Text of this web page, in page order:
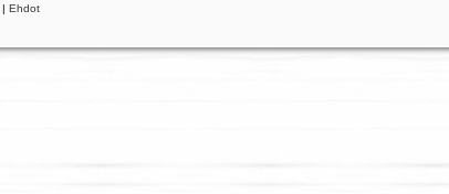
| Ehdot